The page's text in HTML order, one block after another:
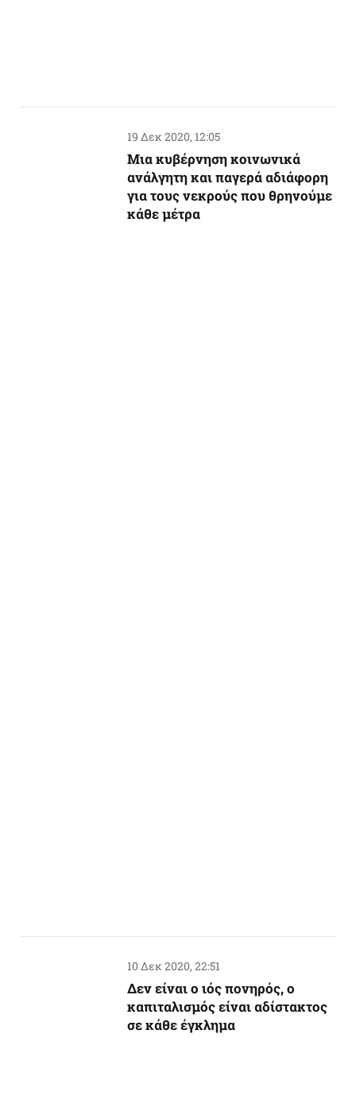
19 Δεκ 2020, 12:05
Μια κυβέρνηση κοινωνικά
ανάλγητη και παγερά αδιάφορη
για τους νεκρούς που θρηνούμε
κάθε μέτρα
10 Δεκ 2020, 22:51
Δεν είναι ο ιός πονηρός, ο
καπιταλισμός είναι αδίστακτος
σε κάθε έγκλημα